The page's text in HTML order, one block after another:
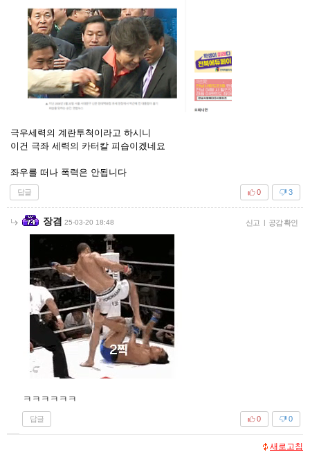
극우세력의 계란투척이라고 하시니
이건 극좌 세력의 카터칼 피습이겠네요
좌우를 떠나 폭력은 안됩니다
답글 3
0
장겸 25-03-20 18:48 신고 | 공감 확인
ㅋㅋㅋㅋㅋㅋ
답글 0
0
새로고침